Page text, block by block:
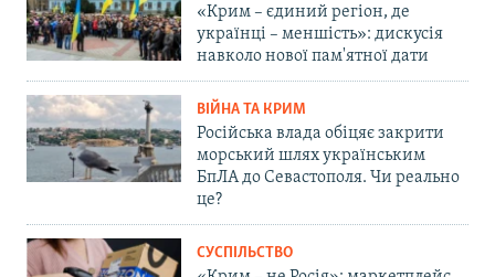
«Крим – єдиний регіон, де
українці – меншість»: дискусія
навколо нової пам'ятної дати
ВІЙНА ТА КРИМ
Російська влада обіцяє закрити
морський шлях українським
БпЛА до Севастополя. Чи реально
це?
СУСПІЛЬСТВО